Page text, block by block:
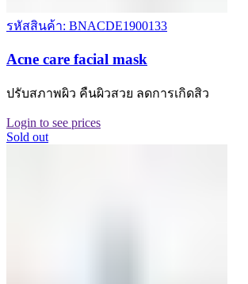
รหัสสินค้า: BNACDE1900133
Acne care facial mask
ปรับสภาพผิว คืนผิวสวย ลดการเกิดสิว
Login to see prices
Sold out